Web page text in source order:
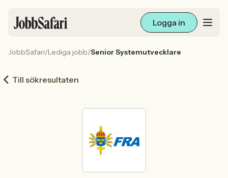
Logga in
Arbetsliv och karriär
För arbetsgivare
Sök med AI
JobbSafari/Lediga jobb/Senior Systemutvecklare
Till sökresultaten